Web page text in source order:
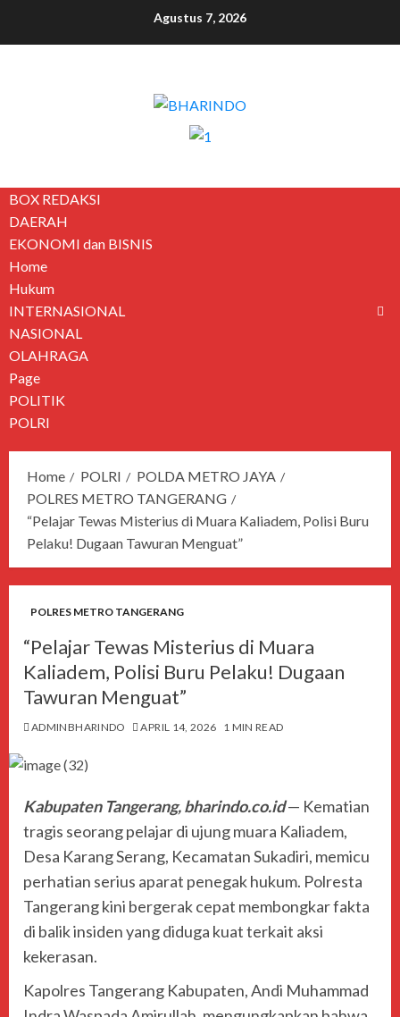
Agustus 7, 2026
BOX REDAKSI
DAERAH
EKONOMI dan BISNIS
Home
Hukum
INTERNASIONAL
NASIONAL
OLAHRAGA
Page
POLITIK
POLRI
Home POLRI
POLDA METRO JAYA
POLRES METRO TANGERANG
“Pelajar Tewas Misterius di Muara Kaliadem, Polisi Buru
Pelaku! Dugaan Tawuran Menguat”
POLRES METRO TANGERANG
“Pelajar Tewas Misterius di Muara
Kaliadem, Polisi Buru Pelaku! Dugaan
Tawuran Menguat”
ADMINBHARINDO APRIL 14, 2026 1 MIN READ
Kabupaten Tangerang, bharindo.co.id— Kematian
tragis seorang pelajar di ujung muara Kaliadem,
Desa Karang Serang, Kecamatan Sukadiri, memicu
perhatian serius aparat penegak hukum. Polresta
Tangerangkini bergerak cepat membongkar fakta
di balik insiden yang diduga kuat terkait aksi
kekerasan.
Kapolres Tangerang Kabupaten,Andi Muhammad